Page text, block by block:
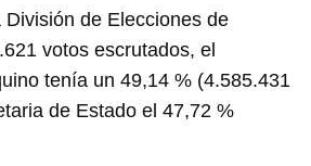
de Elecciones de
votos escrutados, el
tenía un 49,14 % (4.585.431
de Estado el 47,72 %